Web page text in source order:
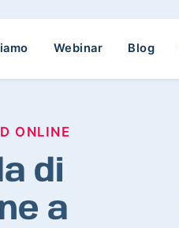
Webinar Blog
ONLINE
di
a